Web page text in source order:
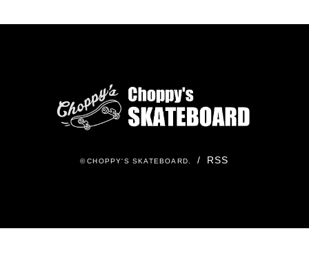
©CHOPPY'S SKATEBOARD. / RSS